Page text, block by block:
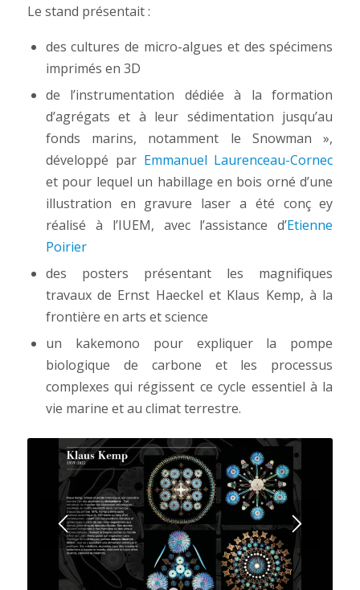
Le stand présentait :
des cultures de micro-algues et des spécimens
imprimés en 3D
de l’instrumentation dédiée à la formation
d’agrégats et à leur sédimentation jusqu’au
fonds marins, notamment le Snowman »,
développé par Emmanuel Laurenceau-Cornec
et pour lequel un habillage en bois orné d’une
illustration en gravure laser a été conç ey
réalisé à l’IUEM, avec l’assistance d’Etienne
Poirier
des posters présentant les magnifiques
travaux de Ernst Haeckel et Klaus Kemp, à la
frontière en arts et science
un kakemono pour expliquer la pompe
biologique de carbone et les processus
complexes qui régissent ce cycle essentiel à la
vie marine et au climat terrestre.